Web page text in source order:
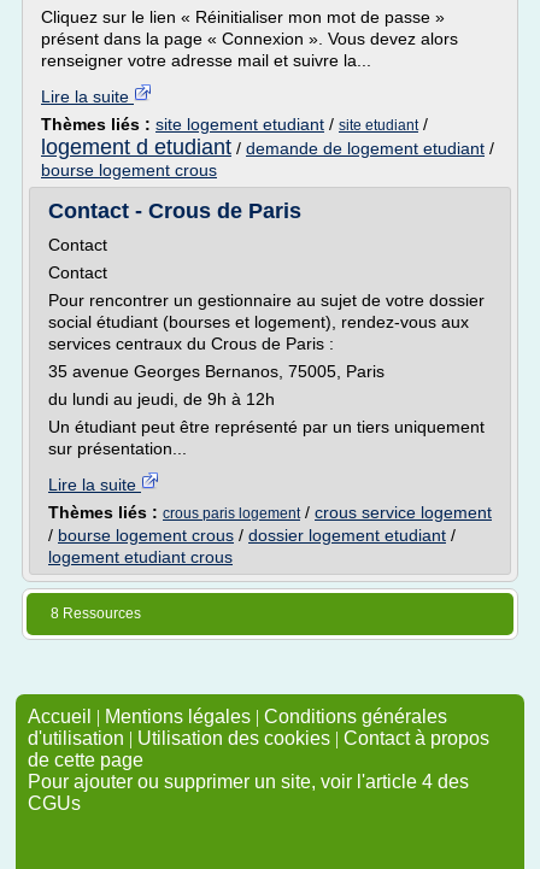
Cliquez sur le lien « Réinitialiser mon mot de passe »
présent dans la page « Connexion ». Vous devez alors
renseigner votre adresse mail et suivre la...
Lire la suite
Thèmes liés : site logement etudiant / site etudiant/
logement d etudiant / demande de logement etudiant /
bourse logement crous
Contact - Crous de Paris
Contact
Contact
Pour rencontrer un gestionnaire au sujet de votre dossier
social étudiant (bourses et logement), rendez-vous aux
services centraux du Crous de Paris :
35 avenue Georges Bernanos, 75005, Paris
du lundi au jeudi, de 9h à 12h
Un étudiant peut être représenté par un tiers uniquement
sur présentation...
Lire la suite
Thèmes liés : crous paris logement/ crous service logement
/ bourse logement crous / dossier logement etudiant /
logement etudiant crous
8 Ressources
Accueil | Mentions légales | Conditions générales
d'utilisation | Utilisation des cookies | Contact à propos
de cette page
Pour ajouter ou supprimer un site, voir l'article 4 des
CGUs